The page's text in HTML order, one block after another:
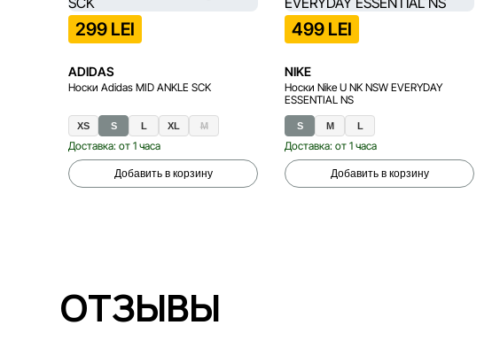
299 LEI
ADIDAS
Носки Adidas MID ANKLE SCK
XS S L XL M
Доставка: от 1 часа
Добавить в корзину
499 LEI
NIKE
Носки Nike U NK NSW EVERYDAY
ESSENTIAL NS
S M L
Доставка: от 1 часа
Добавить в корзину
ОТЗЫВЫ